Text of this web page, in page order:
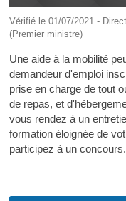
Vérifié le 01/07/2021 -
(Premier ministre)
Une aide à la mobilité
demandeur d'emploi
prise en charge de tout
de repas, et
vous rendez à un
formation éloignée de
participez à un concours.